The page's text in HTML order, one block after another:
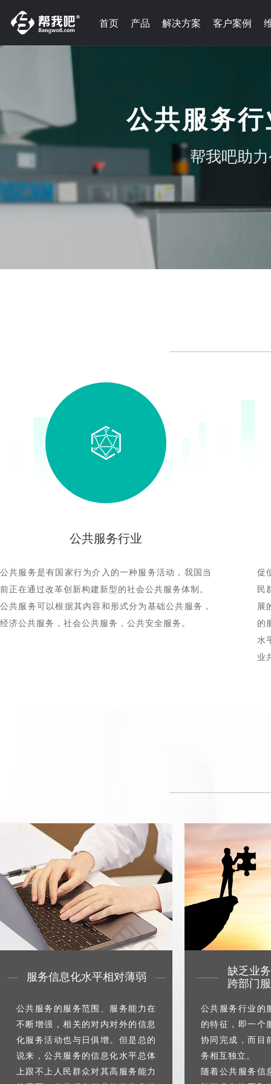
首页 产品 解决方案 客户案例
公共服务
帮我吧助
公共服务行业
公共服务是有国家行为介入的一种服务活动，我国当
前正在通过改革创新构建新型的社会公共服务体制。
公共服务可以根据其内容和形式分为基础公共服务，
经济公共服务，社会公共服务，公共安全服务。
促
民
展
的
水
业
服务信息化水平相对薄弱
公共服务的服务范围、服务能力在
不断增强，相关的对内对外的信息
化服务活动也与日俱增。但是总的
说来，公共服务的信息化水平总体
上跟不上人民群众对其高服务能力
缺乏业
跨部门
公共服务行业的
的特征，即一个
协同完成，而目
务相互独立。
随着公共服务信